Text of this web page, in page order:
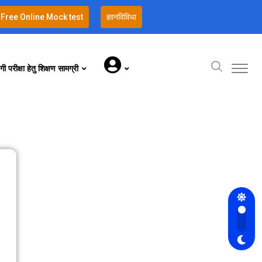
Free Online Mock test ज्ञानविविधा
परीक्षा हेतु शिक्षण सामग्री